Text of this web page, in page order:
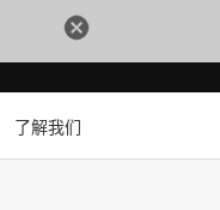
了解我们